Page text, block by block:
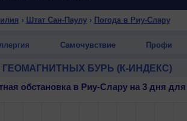
› Штат Сан-Паулу› Погода в Риу-Слару
Самочувствие Профи
БУРЬ (К-ИНДЕКС)
обстановка в Риу-Слару на 3 дня